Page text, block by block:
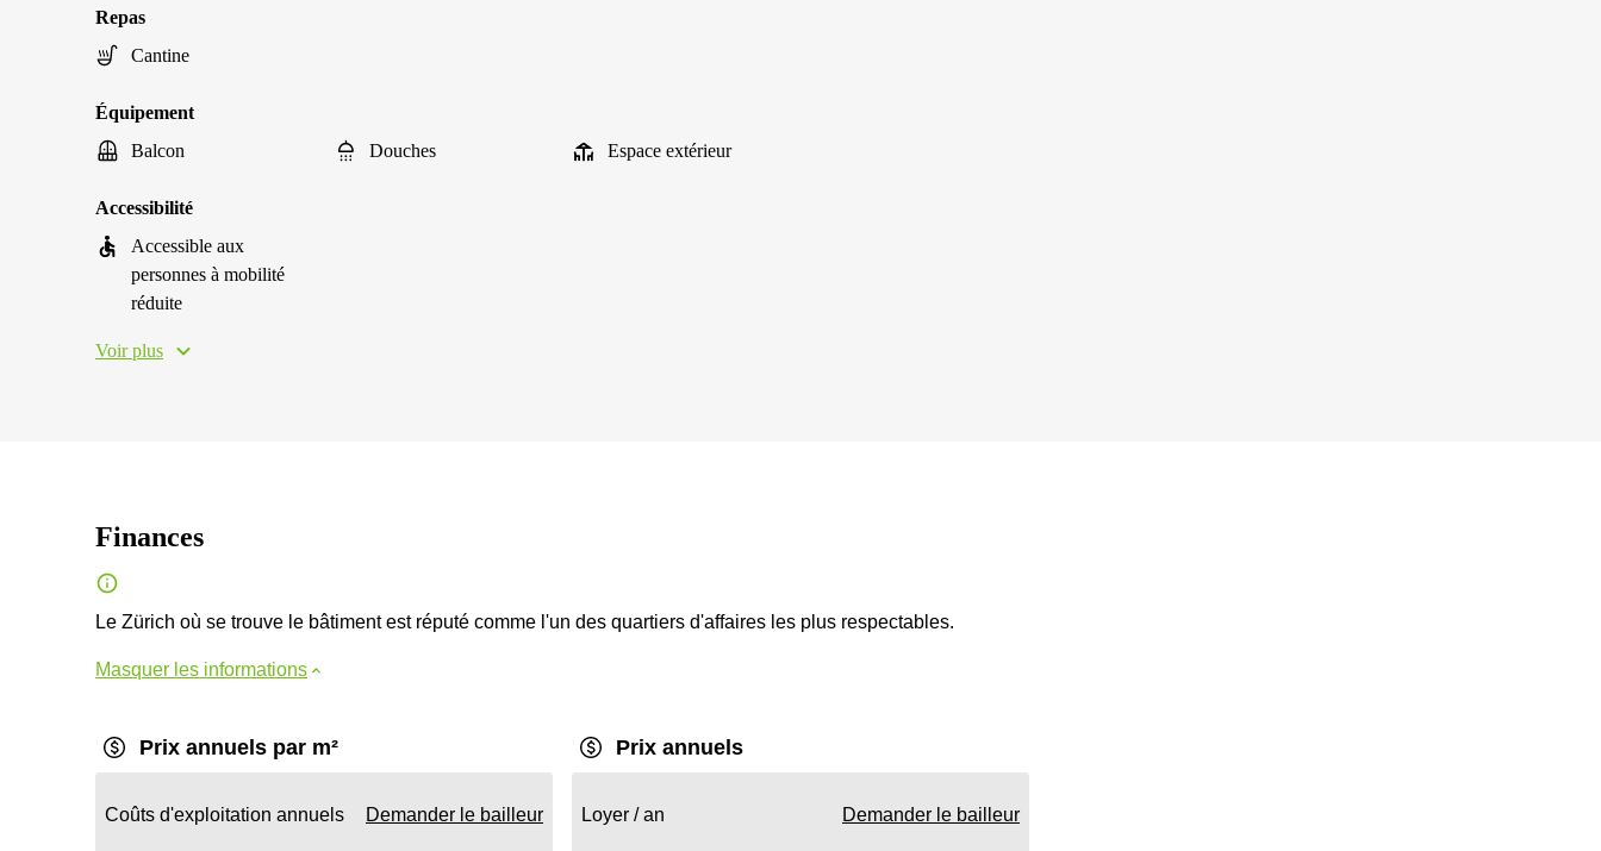
Repas
Cantine
Équipement
Balcon
Douches Espace extérieur
Accessibilité
Accessible aux
personnes à mobilité
réduite
Voir plus
Finances
Le Zürich où se trouve le bâtiment est réputé comme l'un des quartiers d'affaires les plus respectables.
Masquer les informations
Prix annuels par m²
Coûts d'exploitation annuels Demander le bailleur
Prix annuels
Loyer / an Demander le bailleur